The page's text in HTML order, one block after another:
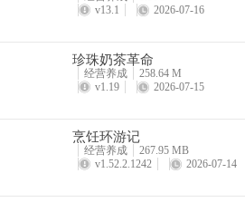
v13.1
2026-07-16
珍珠奶茶革命
经营养成
258.64 M
v1.19
2026-07-15
烹饪环游记
经营养成
267.95 MB
v1.52.2.1242
2026-07-14